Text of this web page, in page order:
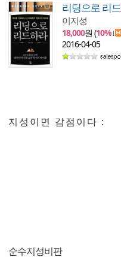
리딩으로 리
이지성
18,000원 (10%↓
2016-04-05
지 성 이 면 감 점 이 다 :
순수지성비판